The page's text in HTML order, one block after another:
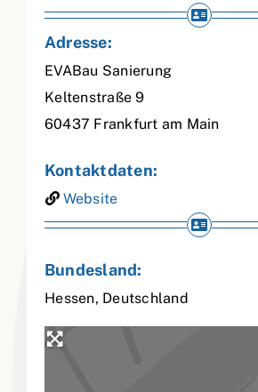
Adresse:
EVABau Sanierung
Keltenstraße 9
60437 Frankfurt am Main
Kontaktdaten:
Website
Bundesland:
Hessen, Deutschland